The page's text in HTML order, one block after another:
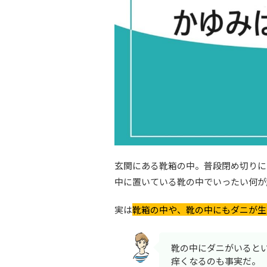
玄関にある靴箱の中。普段閉め切り
中に置いている靴の中でいったい何
実は靴箱の中や、靴の中にもダニが
靴の中にダニがいると
痒くなるのも事実だ。